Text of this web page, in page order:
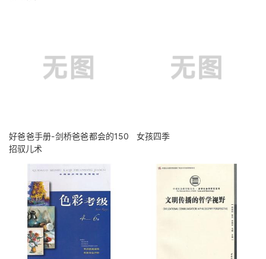
好爸爸手册-剑桥爸爸都会的150
招驭儿术
女孩四季